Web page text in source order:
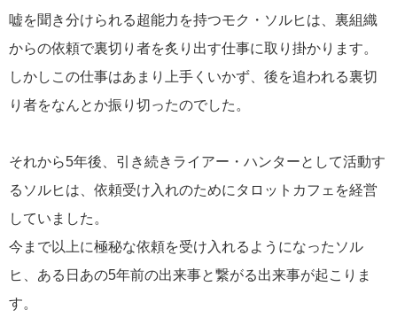
嘘を聞き分けられる超能力を持つモク・ソルヒは、裏組織
からの依頼で裏切り者を炙り出す仕事に取り掛かります。
しかしこの仕事はあまり上手くいかず、後を追われる裏切
り者をなんとか振り切ったのでした。
それから5年後、引き続きライアー・ハンターとして活動す
るソルヒは、依頼受け入れのためにタロットカフェを経営
していました。
今まで以上に極秘な依頼を受け入れるようになったソル
ヒ、ある日あの5年前の出来事と繋がる出来事が起こりま
す。